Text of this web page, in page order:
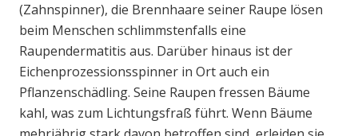
(Zahnspinner), die Brennhaare seiner Raupe lösen
beim Menschen schlimmstenfalls eine
Raupendermatitis aus. Darüber hinaus ist der
Eichenprozessionsspinner in Ort auch ein
Pflanzenschädling. Seine Raupen fressen Bäume
kahl, was zum Lichtungsfraß führt. Wenn Bäume